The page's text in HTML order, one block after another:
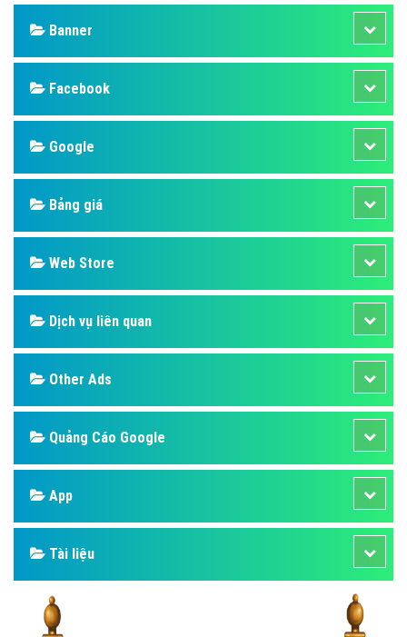
Design
SEO
Banner
Facebook
Google
Bảng giá